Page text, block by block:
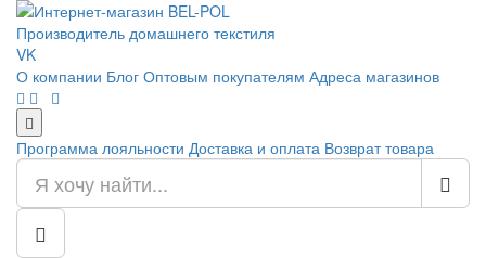
Производитель домашнего текстиля
VK
О компании Блог Оптовым покупателям Адреса магазинов
Программа лояльности Доставка и оплата Возврат товара